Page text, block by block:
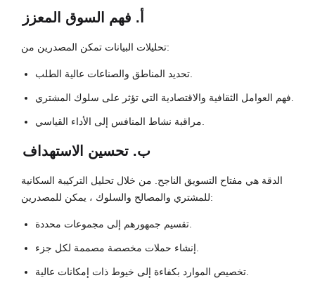
أ. فهم السوق المعزز
تحليلات البيانات تمكن المصدرين من:
تحديد المناطق والصناعات عالية الطلب.
فهم العوامل الثقافية والاقتصادية التي تؤثر على سلوك المشتري.
مراقبة نشاط المنافس إلى الأداء القياسي.
ب. تحسين الاستهداف
الدقة هي مفتاح التسويق الناجح. من خلال تحليل التركيبة السكانية
للمشتري والمصالح والسلوك ، يمكن للمصدرين:
تقسيم جمهورهم إلى مجموعات محددة.
إنشاء حملات مخصصة مصممة لكل جزء.
تخصيص الموارد بكفاءة إلى خيوط ذات إمكانات عالية.